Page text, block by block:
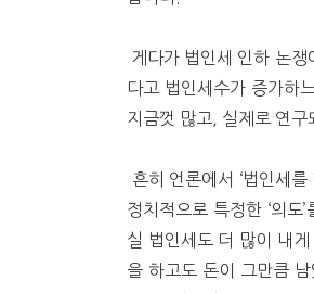
게다가 법인세 인하 논쟁
다고 법인세수가 증가하
지금껏 많고, 실제로 연구
흔히 언론에서 ‘법인세
정치적으로 특정한 ‘의
실 법인세도 더 많이 내
을 하고도 돈이 그만큼